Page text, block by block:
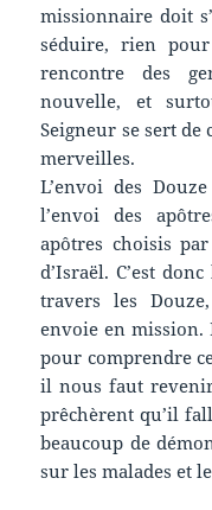
missionnaire doit
séduire, rien
rencontre des
nouvelle, et
Seigneur se sert
merveilles.
L’envoi des
l’envoi des
apôtres choisis
d’Israël. C’est
travers les
envoie en mission.
pour comprendre
il nous faut
prêchèrent qu’il
beaucoup de
sur les malades et